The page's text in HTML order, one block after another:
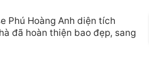
Phú Hoàng Anh diện tích
đã hoàn thiện bao đẹp, sang